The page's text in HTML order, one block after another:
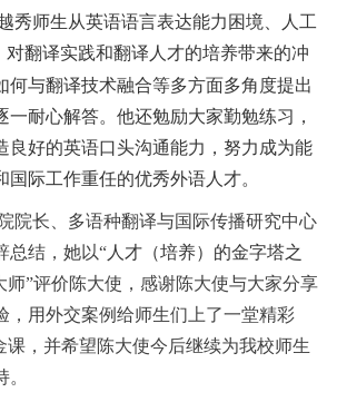
秀师生从英语语言表达能力困境、人工
对翻译实践和翻译人才的培养带来的冲
何与翻译技术融合等多方面多角度提出
一耐心解答。他还勉励大家勤勉练习，
良好的英语口头沟通能力，努力成为能
际工作重任的优秀外语人才。
院长、多语种翻译与国际传播研究中心
总结，她以“ 人才（培养）的金字塔之
师”评价陈大使 ，感谢陈大使与大家分享
，用外交案例给师生们上了一堂精彩
课 ，并希望陈大使今后继续为我校师生